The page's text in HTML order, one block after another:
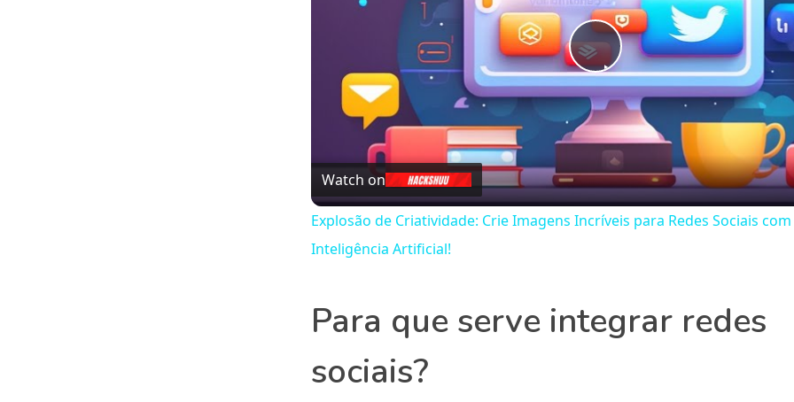
Play
Video
Watch on
Explosão de Criatividade: Crie Imagens Incríveis para Redes Sociais com
Inteligência Artificial!
Para que serve integrar redes
sociais?